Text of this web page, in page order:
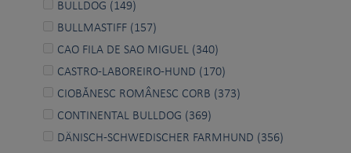
BULLDOG (149)
BULLMASTIFF (157)
CAO FILA DE SAO MIGUEL (340)
CASTRO-LABOREIRO-HUND (170)
CIOBĂNESC ROMÂNESC CORB (373)
CONTINENTAL BULLDOG (369)
DÄNISCH-SCHWEDISCHER FARMHUND (356)